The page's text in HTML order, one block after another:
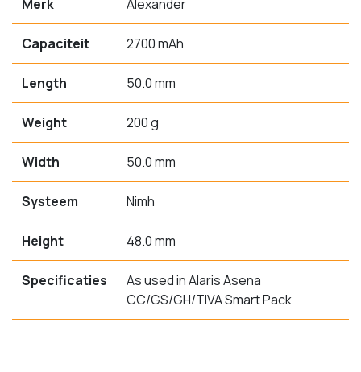
Merk Alexander
Capaciteit 2700 mAh
Length 50.0 mm
Weight 200 g
Width 50.0 mm
Systeem Nimh
Height 48.0 mm
Specificaties
As used in Alaris Asena
CC/GS/GH/TIVA Smart Pack